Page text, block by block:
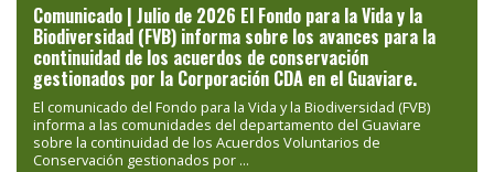
Comunicado | Julio de 2026 El Fondo para la Vida y la
Biodiversidad (FVB) informa sobre los avances para la
continuidad de los acuerdos de conservación
gestionados por la Corporación CDA en el Guaviare.
El comunicado del Fondo para la Vida y la Biodiversidad (FVB)
informa a las comunidades del departamento del Guaviare
sobre la continuidad de los Acuerdos Voluntarios de
Conservación gestionados por ...